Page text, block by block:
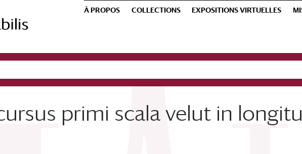
À PROPOS COLLECTIONS EXPOSITIONS VIRTUELLES
primi scala velut in